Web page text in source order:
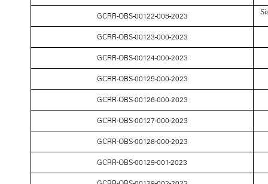
GCRR-OBS-00122-008-2023
GCRR-OBS-00123-000-2023
GCRR-OBS-00124-000-2023
GCRR-OBS-00125-000-2023
GCRR-OBS-00126-000-2023
GCRR-OBS-00127-000-2023
GCRR-OBS-00128-000-2023
GCRR-OBS-00129-001-2023